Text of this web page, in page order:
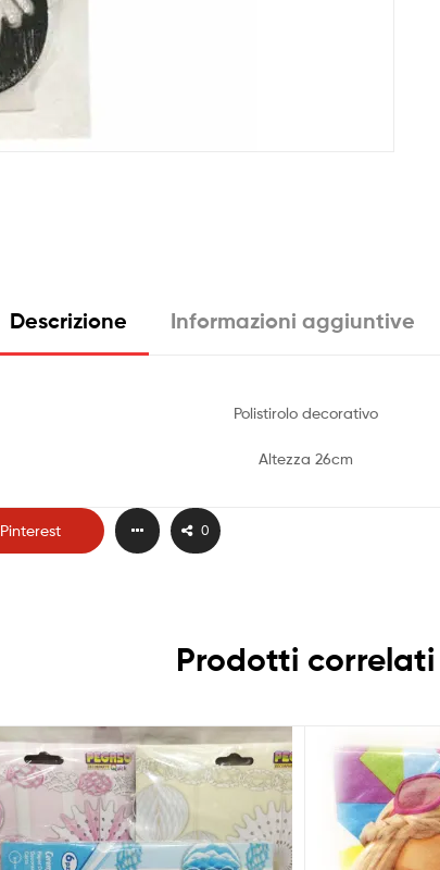
Descrizione Informazioni aggiuntive
Polistirolo decorativo
Altezza 26cm
Pinterest 0
Prodotti correlati